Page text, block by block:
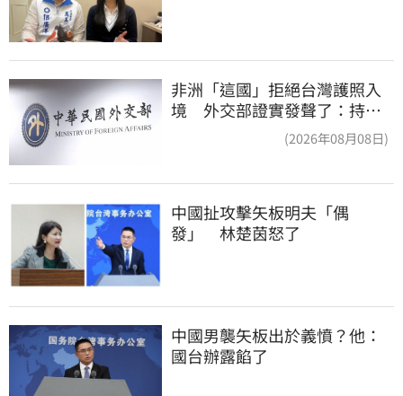
非洲「這國」拒絕台灣護照入
境 外交部證實發聲了：持續
(2026年08月08日)
中國扯攻擊矢板明夫「偶
發」　林楚茵怒了
中國男襲矢板出於義憤？他：
國台辦露餡了